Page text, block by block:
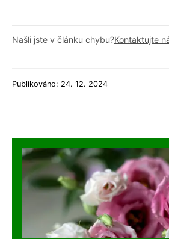
Našli jste v článku chybu?Kontaktujte
Publikováno: 24. 12. 2024